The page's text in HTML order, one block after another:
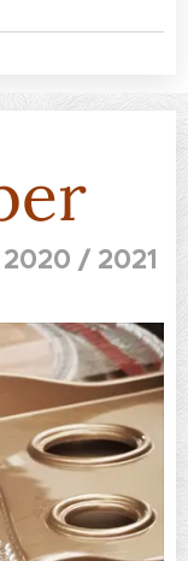
/ 2021